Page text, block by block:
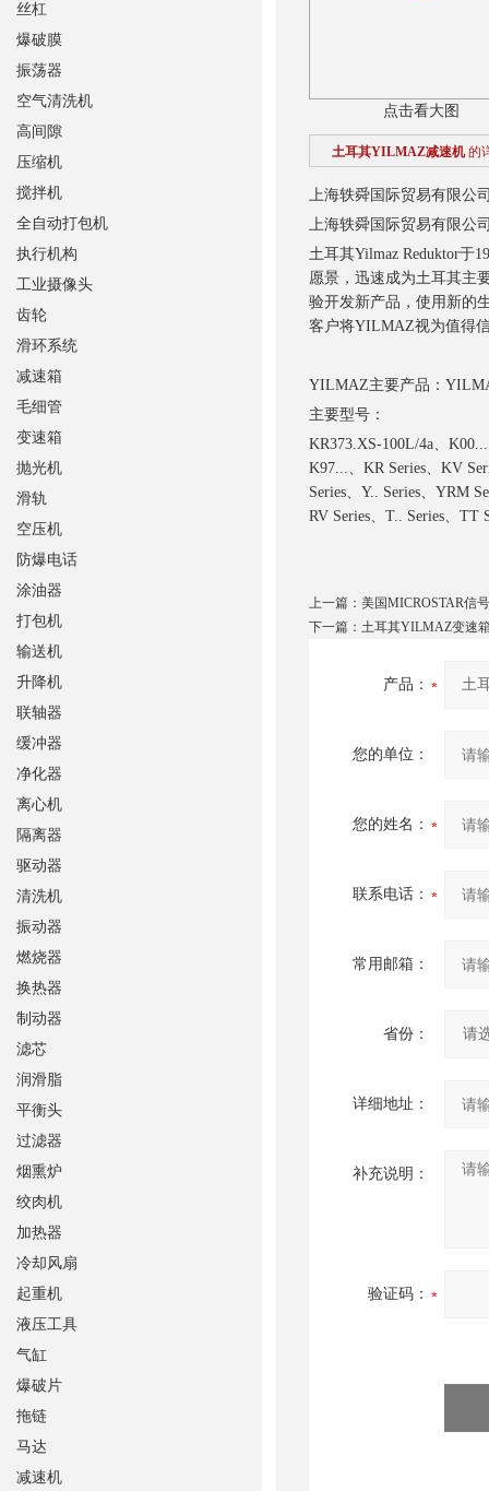
点击看大图
土耳其YILMAZ减速机 的
上海轶舜国际贸易有限公
上海轶舜国际贸易有限公
土耳其Yilmaz Reduktor于
愿景，迅速成为土耳其主
验开发新产品，使用新的
客户将YILMAZ视为值得
YILMAZ主要产品：
主要型号：
KR373.XS-100L/4a、
K97...、KR Series、KV
Series、Y.. Series、YRM
RV Series、T.. Series、TT
上一篇： 美国MICROSTAR信
下一篇： 土耳其YILMAZ变速
产品：
您的单位：
您的姓名：
联系电话：
常用邮箱：
省份：
详细地址：
补充说明：
验证码：
丝杠
爆破膜
振荡器
空气清洗机
高间隙
压缩机
搅拌机
全自动打包机
执行机构
工业摄像头
齿轮
滑环系统
减速箱
毛细管
变速箱
抛光机
滑轨
空压机
防爆电话
涂油器
打包机
输送机
升降机
联轴器
缓冲器
净化器
离心机
隔离器
驱动器
清洗机
振动器
燃烧器
换热器
制动器
滤芯
润滑脂
平衡头
过滤器
烟熏炉
绞肉机
加热器
冷却风扇
起重机
液压工具
气缸
爆破片
拖链
马达
减速机